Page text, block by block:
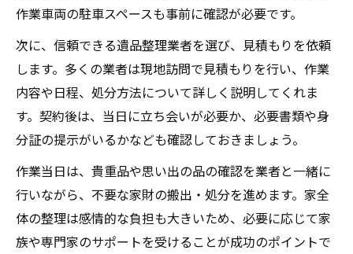
作業車両の駐車スペースも事前に確認が必要です。
次に、信頼できる遺品整理業者を選び、見積もりを依頼
します。多くの業者は現地訪問で見積もりを行い、作業
内容や日程、処分方法について詳しく説明してくれま
す。契約後は、当日に立ち会いが必要か、必要書類や身
分証の提示がいるかなども確認しておきましょう。
作業当日は、貴重品や思い出の品の確認を業者と一緒に
行いながら、不要な家財の搬出・処分を進めます。家全
体の整理は感情的な負担も大きいため、必要に応じて家
族や専門家のサポートを受けることが成功のポイントで